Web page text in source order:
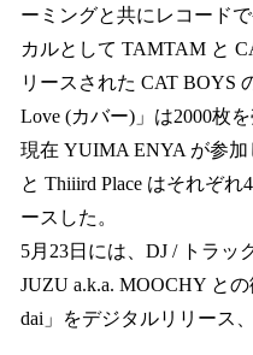
ーミングと共にレコード
カルとして TAMTAM と
リースされた CAT BOYS
Love (カバー)」は2000枚
現在 YUIMA ENYA が参加
と Thiiird Place はそれぞれ
ースした。
5月23日には、DJ / トラッ
JUZU a.k.a. MOOCHY と
dai」をデジタルリリース